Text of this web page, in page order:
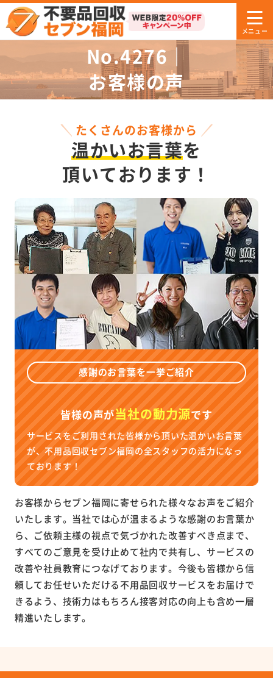
No.4276｜
お客様の声
たくさんのお客様から
温かいお言葉を
頂いております！
感謝のお言葉を一挙ご紹介
皆様の声が当社の動力源です
サービスをご利用された皆様から頂いた温かいお言葉
が、不用品回収セブン福岡の全スタッフの活力になっ
ております！
お客様からセブン福岡に寄せられた様々なお声をご紹介
いたします。当社では心が温まるような感謝のお言葉か
ら、ご依頼主様の視点で気づかれた改善すべき点まで、
すべてのご意見を受け止めて社内で共有し、サービスの
改善や社員教育につなげております。今後も皆様から信
頼してお任せいただける不用品回収サービスをお届けで
きるよう、技術力はもちろん接客対応の向上も含め一層
精進いたします。